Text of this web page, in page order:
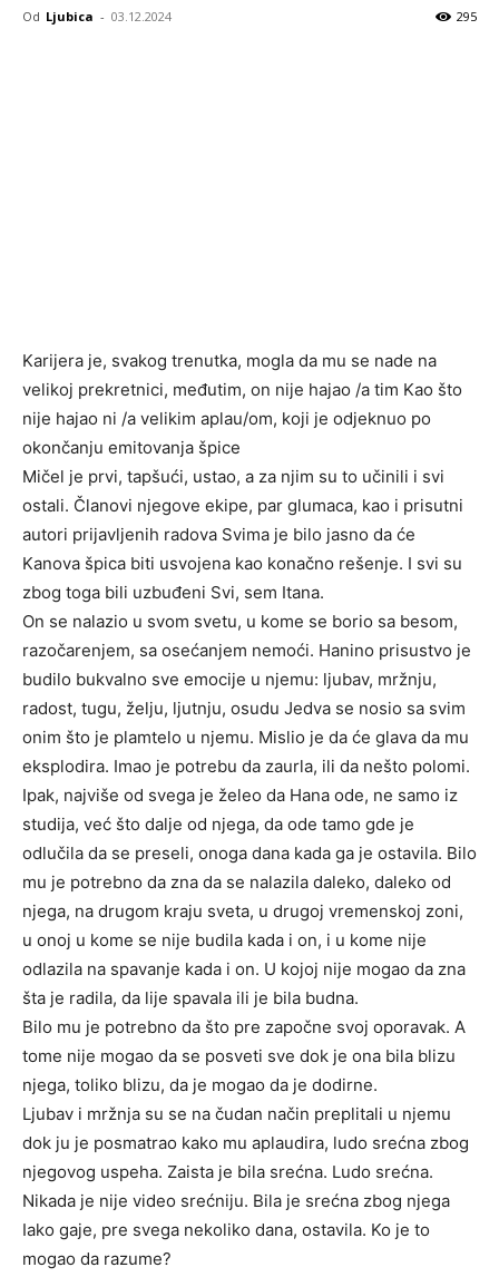
Od Ljubica - 03.12.2024 295
Karijera je, svakog trenutka, mogla da mu se nade na
velikoj prekretnici, međutim, on nije hajao /a tim Kao što
nije hajao ni /a velikim aplau/om, koji je odjeknuo po
okončanju emitovanja špice
Mičel je prvi, tapšući, ustao, a za njim su to učinili i svi
ostali. Članovi njegove ekipe, par glumaca, kao i prisutni
autori prijavljenih radova Svima je bilo jasno da će
Kanova špica biti usvojena kao konačno rešenje. I svi su
zbog toga bili uzbuđeni Svi, sem Itana.
On se nalazio u svom svetu, u kome se borio sa besom,
razočarenjem, sa osećanjem nemoći. Hanino prisustvo je
budilo bukvalno sve emocije u njemu: ljubav, mržnju,
radost, tugu, želju, ljutnju, osudu Jedva se nosio sa svim
onim što je plamtelo u njemu. Mislio je da će glava da mu
eksplodira. Imao je potrebu da zaurla, ili da nešto polomi.
Ipak, najviše od svega je želeo da Hana ode, ne samo iz
studija, već što dalje od njega, da ode tamo gde je
odlučila da se preseli, onoga dana kada ga je ostavila. Bilo
mu je potrebno da zna da se nalazila daleko, daleko od
njega, na drugom kraju sveta, u drugoj vremenskoj zoni,
u onoj u kome se nije budila kada i on, i u kome nije
odlazila na spavanje kada i on. U kojoj nije mogao da zna
šta je radila, da lije spavala ili je bila budna.
Bilo mu je potrebno da što pre započne svoj oporavak. A
tome nije mogao da se posveti sve dok je ona bila blizu
njega, toliko blizu, da je mogao da je dodirne.
Ljubav i mržnja su se na čudan način preplitali u njemu
dok ju je posmatrao kako mu aplaudira, ludo srećna zbog
njegovog uspeha. Zaista je bila srećna. Ludo srećna.
Nikada je nije video srećniju. Bila je srećna zbog njega
Iako gaje, pre svega nekoliko dana, ostavila. Ko je to
mogao da razume?